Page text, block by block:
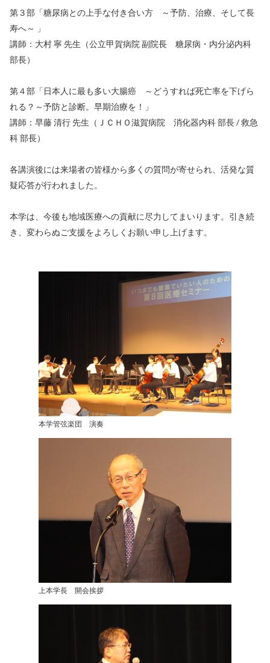
第３部「糖尿病との上手な付き合い方 ～予防、治療、そして長
寿へ～ 」
講師：大村 寧 先生（公立甲賀病院 副院長 糖尿病・内分泌内科
部長）
第４部「日本人に最も多い大腸癌 ～どうすれば死亡率を下げら
れる？～予防と診断。早期治療を！」
講師：早藤 清行 先生（ＪＣＨＯ滋賀病院 消化器内科 部長 / 救急
科 部長）
各講演後には来場者の皆様から多くの質問が寄せられ、活発な質
疑応答が行われました。
本学は、今後も地域医療への貢献に尽力してまいります。引き続
き、変わらぬご支援をよろしくお願い申し上げます。
本学管弦楽団 演奏
上本学長 開会挨拶